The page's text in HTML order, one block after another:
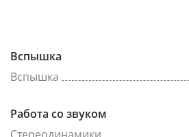
Вспышка
Вспышка
Работа со звуком